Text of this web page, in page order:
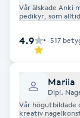
Fettreducering
Fibromassage
Fotmassage
Vår älskade Anki
pedikyr, som
4.9 517
Mariia
Dipl.
Vår högutbildade
kreativ